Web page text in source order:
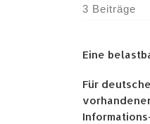
3 Beiträge
Eine
Für